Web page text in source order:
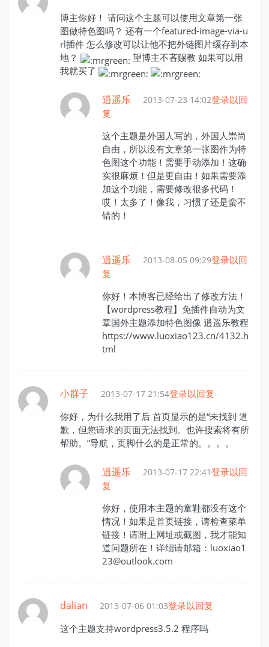
博主你好！ 请问这个主题可以使用文章第一张
图做特色图吗？ 还有一个featured-image-via-u
rl插件 怎么修改可以让他不把外链图片缓存到本
地？
望博主不吝赐教 如果可以用
我就买了
逍遥乐 2013-07-23 14:02登录以回
复
这个主题是外国人写的，外国人崇尚
自由，所以没有文章第一张图作为特
色图这个功能！需要手动添加！这确
实很麻烦！但是更自由！如果需要添
加这个功能，需要修改很多代码！
哎！太多了！像我，习惯了还是蛮不
错的！
逍遥乐 2013-08-05 09:29登录以回
复
你好！本博客已经给出了修改方法！
【wordpress教程】免插件自动为文
章国外主题添加特色图像 逍遥乐教程
https://www.luoxiao123.cn/4132.h
tml
小群子 2013-07-17 21:54登录以回复
你好，为什么我用了后 首页显示的是“未找到 道
歉，但您请求的页面无法找到。也许搜索将有所
帮助。”导航，页脚什么的是正常的。。。。
逍遥乐 2013-07-17 22:41登录以回
复
你好，使用本主题的童鞋都没有这个
情况！如果是首页链接，请检查菜单
链接！请附上网址或截图，我才能知
道问题所在！详细请邮箱：luoxiao1
23@outlook.com
dalian 2013-07-06 01:03登录以回复
这个主题支持wordpress3.5.2 程序吗